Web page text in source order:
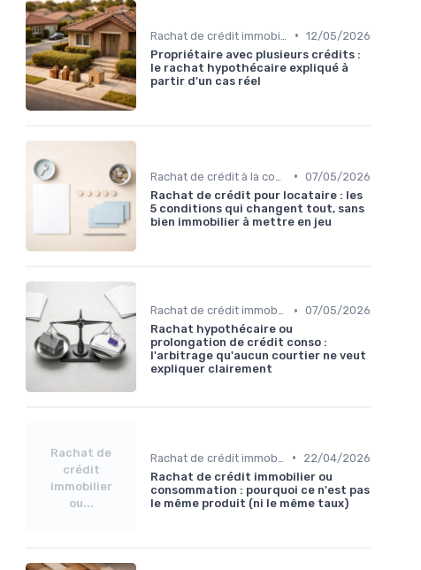
• 12/05/2026
Propriétaire avec plusieurs crédits :
le rachat hypothécaire expliqué à
partir d'un cas réel
• 07/05/2026
Rachat de crédit pour locataire : les
5 conditions qui changent tout, sans
bien immobilier à mettre en jeu
Rachat de crédit immobilier • 07/05/2026
Rachat hypothécaire ou
prolongation de crédit conso :
l'arbitrage qu'aucun courtier ne veut
expliquer clairement
Rachat de
crédit
immobilier
ou...
•
22/04/2026
Rachat de crédit immobilier ou
consommation : pourquoi ce n'est pas
le même produit (ni le même taux)